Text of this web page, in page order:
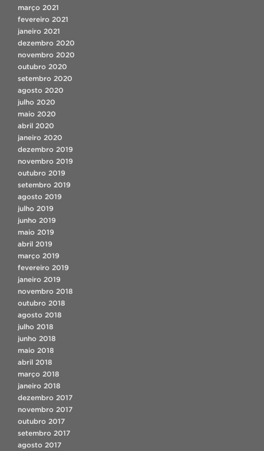
março 2021
fevereiro 2021
janeiro 2021
dezembro 2020
novembro 2020
outubro 2020
setembro 2020
agosto 2020
julho 2020
maio 2020
abril 2020
janeiro 2020
dezembro 2019
novembro 2019
outubro 2019
setembro 2019
agosto 2019
julho 2019
junho 2019
maio 2019
abril 2019
março 2019
fevereiro 2019
janeiro 2019
novembro 2018
outubro 2018
agosto 2018
julho 2018
junho 2018
maio 2018
abril 2018
março 2018
janeiro 2018
dezembro 2017
novembro 2017
outubro 2017
setembro 2017
agosto 2017